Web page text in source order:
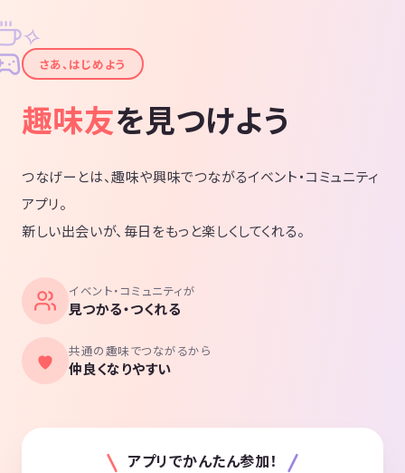
回の活動日以外にも、 サークルのLINEグ
ループにて 個人的にダーツいく人 募集か
けたりもおっけーです🎶 ダーツ友達たく
さん作りましょう💕 🎯活動予定日をイベ
ントページに載せてます🎯
✦
✧
さあ、はじめよう
趣味友を見つけよう
つなげーとは、趣味や興味でつながるイベント・コミュニティ
アプリ。
新しい出会いが、毎日をもっと楽しくしてくれる。
イベント・コミュニティが
見つかる・つくれる
共通の趣味でつながるから
仲良くなりやすい
アプリでかんたん参加！